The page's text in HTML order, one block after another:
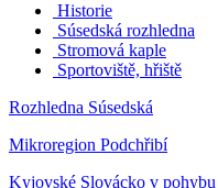
Historie
Súsedská rozhledna
Stromová kaple
Sportoviště, hřiště
Rozhledna Súsedská
Mikroregion Podchřibí
Kyjovské Slovácko v pohybu